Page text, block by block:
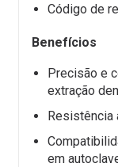
Código de
Benefícios
Precisão e
extração
Resistência
em